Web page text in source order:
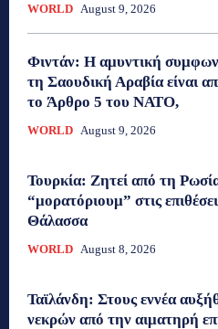
WORLD August 9, 2026
Φιντάν: Η αμυντική
τη Σαουδική Αραβία είναι
τo Άρθρο 5 του ΝΑΤΟ,
WORLD August 9, 2026
Τουρκία: Ζητεί από τη
“μορατόριουμ” στις
Θάλασσα
WORLD August 8, 2026
Ταϊλάνδη: Στους εννέα
νεκρών από την αιματηρή